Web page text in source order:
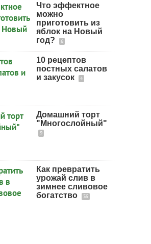
Что эффектное
можно
приготовить из
яблок на Новый
год?
6
10 рецептов
постных салатов
и закусок
4
Домашний торт
"Многослойный"
9
Как превратить
урожай слив в
зимнее сливовое
богатство
35